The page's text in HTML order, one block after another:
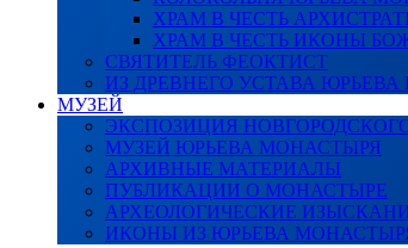
ХРАМ В ЧЕСТЬ
ХРАМ В ЧЕСТЬ ИКОНЫ
СВЯТИТЕЛЬ ФЕОКТИСТ
ИЗ ДРЕВНЕГО УСТАВА
МУЗЕЙ
ЭКСПОЗИЦИЯ
МУЗЕЙ ЮРЬЕВА МОНАСТЫРЯ
АРХИВНЫЕ МАТЕРИАЛЫ
ПУБЛИКАЦИИ О МОНАСТЫРЕ
АРХЕОЛОГИЧЕСКИЕ
ИКОНЫ ИЗ ЮРЬЕВА